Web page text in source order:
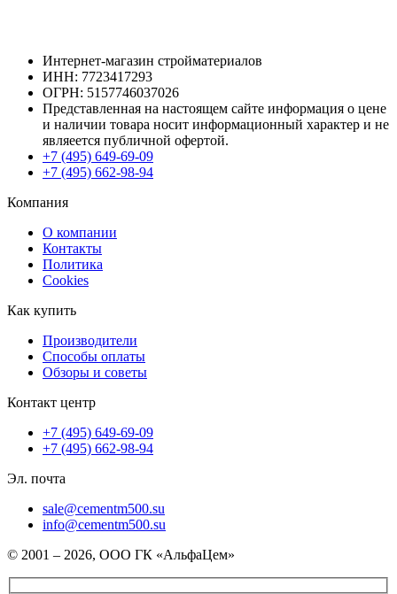
Интернет-магазин стройматериалов
ИНН: 7723417293
ОГРН: 5157746037026
Представленная на настоящем сайте информация о цене
и наличии товара носит информационный характер и не
являеется публичной офертой.
+7 (495) 649-69-09
+7 (495) 662-98-94
Компания
О компании
Контакты
Политика
Cookies
Как купить
Производители
Способы оплаты
Обзоры и советы
Контакт центр
+7 (495) 649-69-09
+7 (495) 662-98-94
Эл. почта
sale@cementm500.su
info@cementm500.su
© 2001 – 2026, ООО ГК «АльфаЦем»